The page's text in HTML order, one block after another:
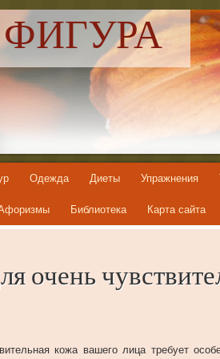
Одежда Диеты Упражнения
Библиотека Карта сайта
очень
кожа вашего лица требует